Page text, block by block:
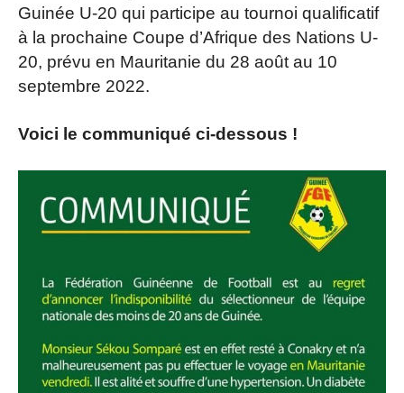
Guinée U-20 qui participe au tournoi qualificatif
à la prochaine Coupe d’Afrique des Nations U-
20, prévu en Mauritanie du 28 août au 10
septembre 2022.
Voici le communiqué ci-dessous !